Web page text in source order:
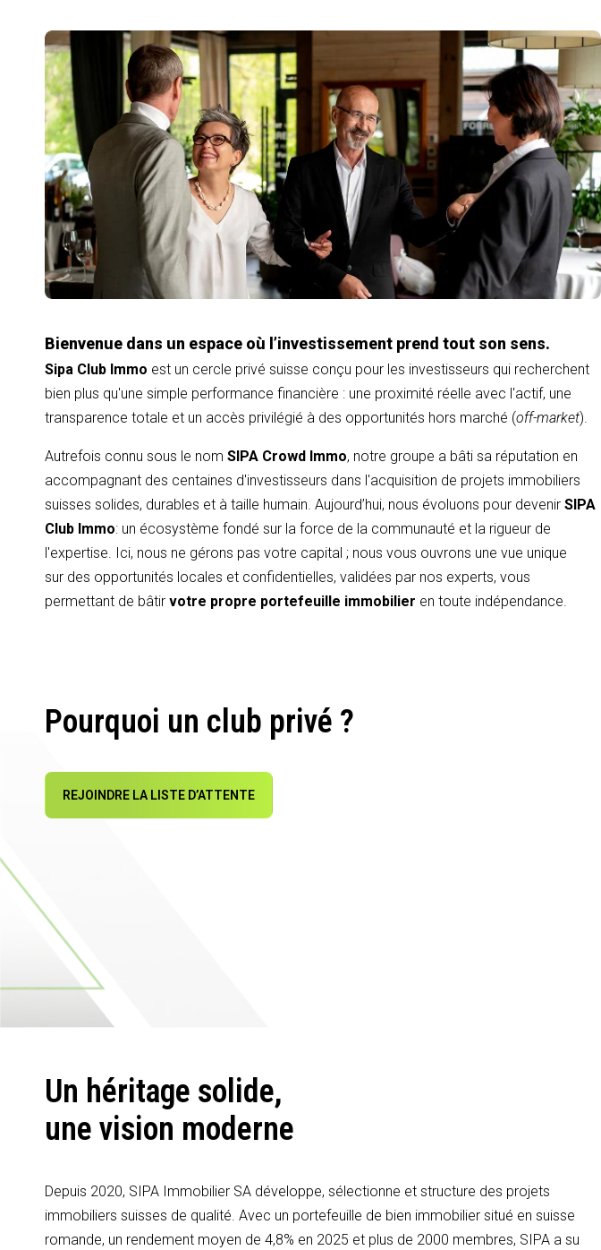
Bienvenue dans un espace où l’investissement prend tout son sens.
Sipa Club Immo est un cercle privé suisse conçu pour les investisseurs qui recherchent
bien plus qu'une simple performance financière : une proximité réelle avec l'actif, une
transparence totale et un accès privilégié à des opportunités hors marché (off-market).
Autrefois connu sous le nom SIPA Crowd Immo, notre groupe a bâti sa réputation en
accompagnant des centaines d'investisseurs dans l'acquisition de projets immobiliers
suisses solides, durables et à taille humain. Aujourd’hui, nous évoluons pour devenir SIPA
Club Immo: un écosystème fondé sur la force de la communauté et la rigueur de
l'expertise. Ici, nous ne gérons pas votre capital ; nous vous ouvrons une vue unique
sur des opportunités locales et confidentielles, validées par nos experts, vous
permettant de bâtir votre propre portefeuille immobilier en toute indépendance.
Pourquoi un club privé ?
REJOINDRE LA LISTE D’ATTENTE
Un héritage solide,
une vision moderne
Depuis 2020, SIPA Immobilier SA développe, sélectionne et structure des projets
immobiliers suisses de qualité. Avec un portefeuille de bien immobilier situé en suisse
romande, un rendement moyen de 4,8% en 2025 et plus de 2000 membres, SIPA a su